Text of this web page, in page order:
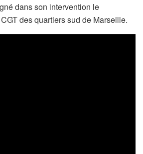
dans son intervention le
des quartiers sud de Marseille.